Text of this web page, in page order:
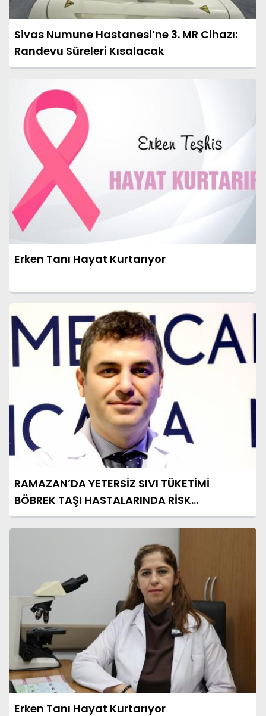
Sivas Numune Hastanesi’ne 3. MR Cihazı:
Randevu Süreleri Kısalacak
Erken Tanı Hayat Kurtarıyor
RAMAZAN’DA YETERSİZ SIVI TÜKETİMİ
BÖBREK TAŞI HASTALARINDA RİSK
OLUŞTURABİLİR
Erken Tanı Hayat Kurtarıyor